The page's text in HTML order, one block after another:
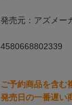
発売元：アズメー
4580668802339
ご予約商品を含む
発売日の一番遅い